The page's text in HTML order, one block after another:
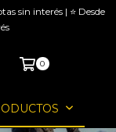
sin interés | ⭐ Desde
0